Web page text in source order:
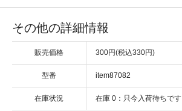
その他の詳細情報
販売価格 300円(税込330円)
型番 item87082
在庫状況 在庫 0：只今入荷待ちです